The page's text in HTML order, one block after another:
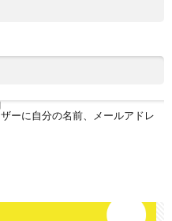
ーに自分の名前、メールアドレ